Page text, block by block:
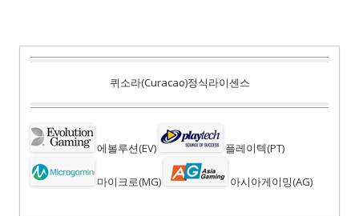
퀴소라(Curacao)정식라이센스
에볼루션(EV) 플레이텍(PT)
마이크로(MG) 아시아게이밍(AG)